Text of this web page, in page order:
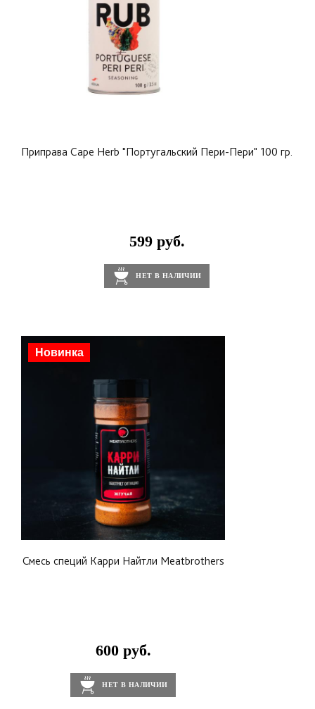
Приправа Cape Herb "Португальский Пери-Пери" 100 гр.
599 руб.
НЕТ В НАЛИЧИИ
Новинка
Смесь специй Карри Найтли Meatbrothers
600 руб.
НЕТ В НАЛИЧИИ